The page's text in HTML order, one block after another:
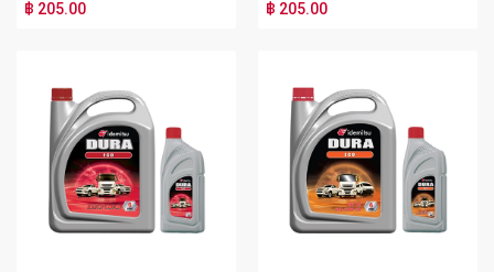
฿ 205.00 ฿ 205.00